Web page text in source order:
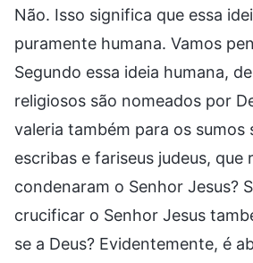
Não. Isso significa que essa
puramente humana. Vamos
Segundo essa ideia humana,
religiosos são nomeados por
valeria também para os sumos
escribas e fariseus judeus, que
condenaram o Senhor Jesus?
crucificar o Senhor Jesus
se a Deus? Evidentemente, é